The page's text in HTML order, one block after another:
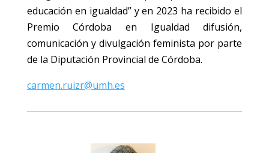
educación en igualdad” y en 2023 ha recibido el
Premio Córdoba en Igualdad difusión,
comunicación y divulgación feminista por parte
de la Diputación Provincial de Córdoba.
carmen.ruizr@umh.es